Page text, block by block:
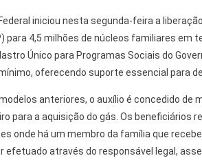
iniciou nesta segunda-feira a
para 4,5 milhões de núcleos familiares em
Único para Programas Sociais do
oferecendo suporte essencial para
anteriores, o auxílio é concedido de
para a aquisição do gás. Os
onde há um membro da família que
efetuado através do responsável legal,